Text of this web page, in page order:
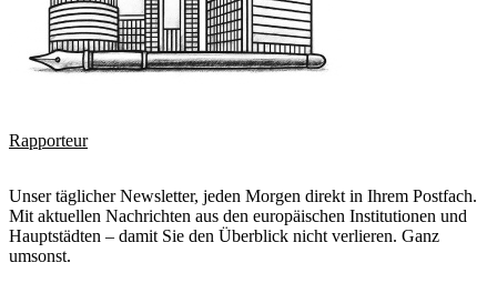
Rapporteur
Unser täglicher Newsletter, jeden Morgen direkt in Ihrem Postfach.
Mit aktuellen Nachrichten aus den europäischen Institutionen und
Hauptstädten – damit Sie den Überblick nicht verlieren. Ganz
umsonst.